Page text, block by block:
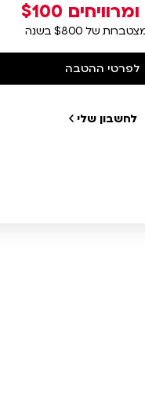
$100
של $800 בשנה
לפרטי ההטבה
לחשבון שלי